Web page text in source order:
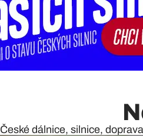
České dálnice, silnice,